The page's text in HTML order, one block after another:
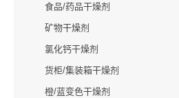
食品/药品干燥剂
矿物干燥剂
氯化钙干燥剂
货柜/集装箱干燥剂
橙/蓝变色干燥剂